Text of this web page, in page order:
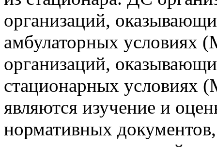
организаций,
амбулаторных условиях
организаций,
стационарных условиях
являются изучение и
нормативных